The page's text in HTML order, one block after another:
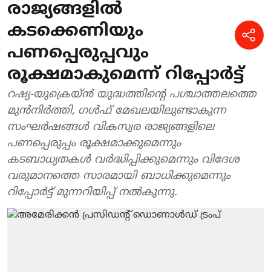
രാജ്യങ്ങളിൽ
കടക്കെണിയും
പണപ്പെരുപ്പവും
രൂക്ഷമാകുമെന്ന് റിപ്പോർട്ട്
റഷ്യ-യുക്രെയ്ൻ യുദ്ധത്തിന്റെ പശ്ചാത്തലത്തെ
മുൻനിർത്തി, ഗൾഫ് മേഖലയിലുണ്ടാകുന്ന
സംഘർഷങ്ങൾ വികസ്വര രാജ്യങ്ങളിലെ
പണപ്പെരുപ്പം രൂക്ഷമാക്കുമെന്നും
കടബാധ്യതകൾ വർദ്ധിപ്പിക്കുമെന്നും വിദേശ
വരുമാനത്തെ സാരമായി ബാധിക്കുമെന്നും
റിപ്പോർട്ട് മുന്നറിയിപ്പ് നൽകുന്നു.